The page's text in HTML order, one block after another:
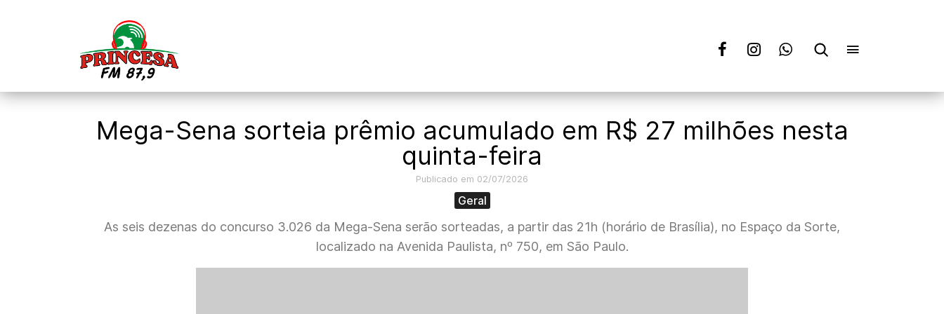
Mega-Sena sorteia prêmio acumulado em R$ 27 milhões nesta
quinta-feira
Publicado em 02/07/2026
Geral
As seis dezenas do concurso 3.026 da Mega-Sena serão sorteadas, a partir das 21h (horário de Brasília), no Espaço da Sorte,
localizado na Avenida Paulista, nº 750, em São Paulo.